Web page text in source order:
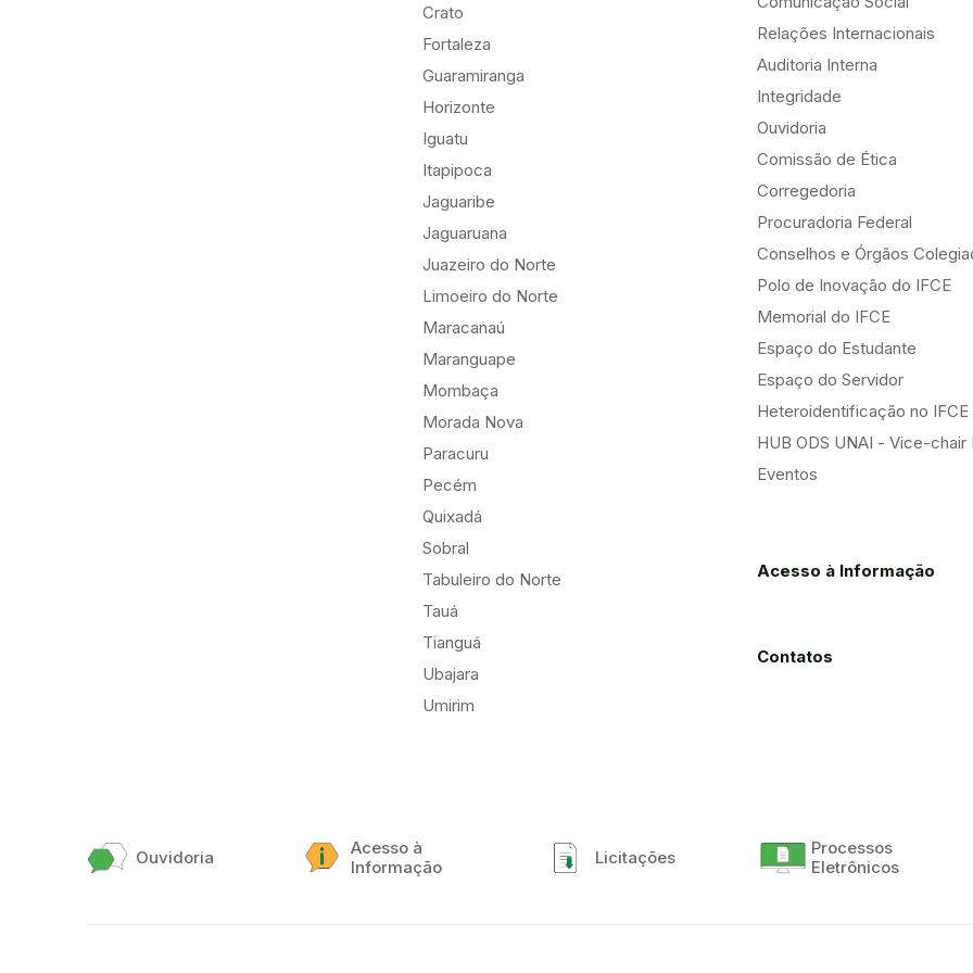
Crato
Fortaleza
Guaramiranga
Horizonte
Iguatu
Itapipoca
Jaguaribe
Jaguaruana
Juazeiro do Norte
Limoeiro do Norte
Maracanaú
Maranguape
Mombaça
Morada Nova
Paracuru
Pecém
Quixadá
Sobral
Tabuleiro do Norte
Tauá
Tianguá
Ubajara
Umirim
Relações Internacionais
Auditoria Interna
Integridade
Ouvidoria
Comissão de Ética
Corregedoria
Procuradoria Federal
Conselhos e Órgãos
Polo de Inovação do IFCE
Memorial do IFCE
Espaço do Estudante
Espaço do Servidor
Heteroidentificação no IFCE
HUB ODS UNAI - Vice-chair
Eventos
Acesso à Informação
Contatos
Ouvidoria
Acesso à
Informação
Licitações
Processos
Eletrônicos